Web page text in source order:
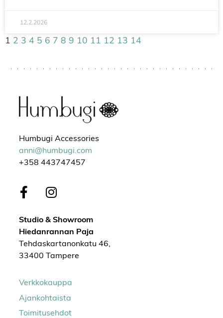
12.2.2026
1 2 3 4 5 6 7 8 9 10 11 12 13 14
Humbugi Accessories
anni@humbugi.com
+358 443747457
Studio & Showroom
Hiedanrannan Paja
Tehdaskartanonkatu 46,
33400 Tampere
Verkkokauppa
Ajankohtaista
Toimitusehdot